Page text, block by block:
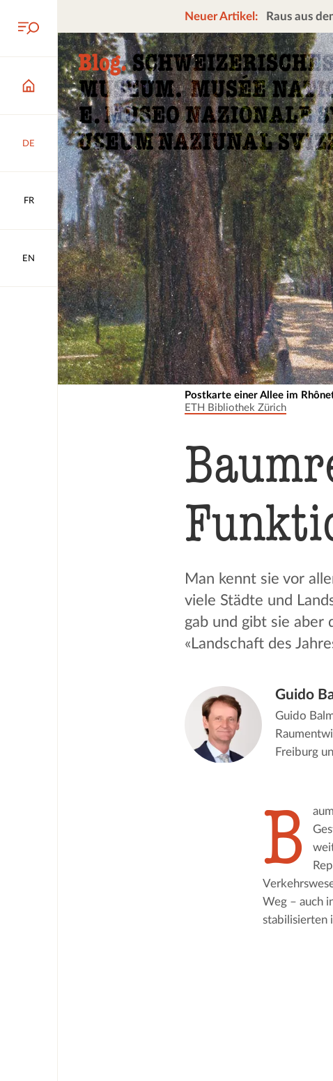
DE
FR
EN
Neuer Artikel: Raus aus
Postkarte einer Allee im
ETH Bibliothek Zürich
Man kennt sie vor
viele Städte und
gab und gibt sie aber
«Landschaft des
Guido
Guido
Freiburg
B
Weg – auch
stabilisierten